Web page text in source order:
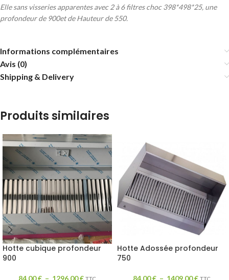
Elle sans visseries apparentes avec 2 à 6 filtres choc 398*498*25, une
profondeur de 900et de Hauteur de 550.
Informations complémentaires
Avis (0)
Shipping & Delivery
Produits similaires
Hotte cubique profondeur
900
Hotte Adossée profondeur
750